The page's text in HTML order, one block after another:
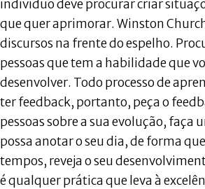
indivíduo deve procurar criar
que quer aprimorar. Winston
discursos na frente do espelho.
pessoas que tem a habilidade que
desenvolver. Todo processo de
ter feedback, portanto, peça o
pessoas sobre a sua evolução, faça
possa anotar o seu dia, de forma
tempos, reveja o seu
é qualquer prática que leva à